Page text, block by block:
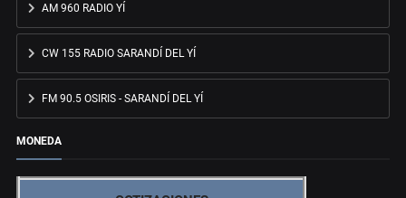
AM 960 RADIO YÍ
CW 155 RADIO SARANDÍ DEL YÍ
FM 90.5 OSIRIS - SARANDÍ DEL YÍ
MONEDA